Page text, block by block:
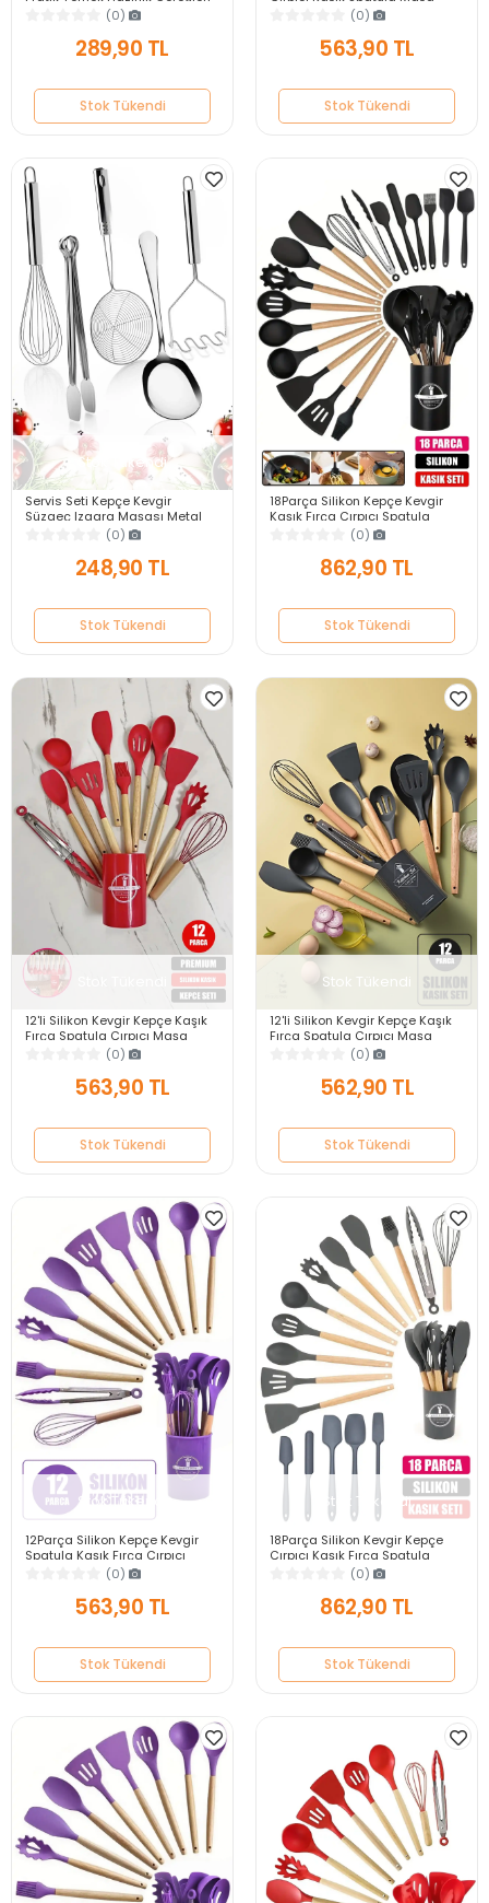
Kaşık Bıçak Spatula Servis Seti
(0)
289,90 TL
Stok Tükendi
Servis Seti Bambu Saplı Gri
Mutfak Takımı
(0)
563,90 TL
Stok Tükendi
Stok Tükendi
Servis Seti Kepçe Kevgir
Süzgeç Izgara Maşası Metal
Patates Ezici Çelik Tel Çırpıcı
(0)
248,90 TL
Stok Tükendi
18Parça Silikon Kepçe Kevgir
Kaşık Fırça Çırpıcı Spatula
Maşa Servis Seti Bambu Saplı
Mutfak Takımı
(0)
862,90 TL
Stok Tükendi
12'li Silikon Kevgir Kepçe Kaşık
Fırça Spatula Çırpıcı Maşa
Servis Seti Bambu Kırmızı
Mutfak Takımı
(0)
563,90 TL
Stok Tükendi
Stok Tükendi
12'li Silikon Kevgir Kepçe Kaşık
Fırça Spatula Çırpıcı Maşa
Servis Seti Bambu Siyah Mutfak
(0)
562,90 TL
Stok Tükendi
Stok Tükendi
12Parça Silikon Kepçe Kevgir
Spatula Kaşık Fırça Çırpıcı
Servis Maşa Seti Bambu Mor
Mutfak Takımı
(0)
563,90 TL
Stok Tükendi
Stok Tükendi
18Parça Silikon Kevgir Kepçe
Çırpıcı Kaşık Fırça Spatula
Maşa Servis Seti Bambu Saplı
Mutfak Takımı
(0)
862,90 TL
Stok Tükendi